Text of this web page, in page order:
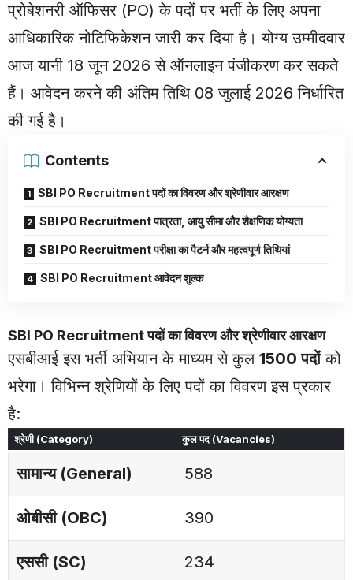
प्रोबेशनरी ऑफिसर (PO) के पदों पर भर्ती के लिए अपना
आधिकारिक नोटिफिकेशन जारी कर दिया है। योग्य उम्मीदवार
आज यानी 18 जून 2026 से ऑनलाइन पंजीकरण कर सकते
हैं। आवेदन करने की अंतिम तिथि 08 जुलाई 2026 निर्धारित
की गई है।
Contents
SBI PO Recruitment पदों का विवरण और श्रेणीवार आरक्षण
SBI PO Recruitment पात्रता, आयु सीमा और शैक्षणिक योग्यता
SBI PO Recruitment परीक्षा का पैटर्न और महत्वपूर्ण तिथियां
SBI PO Recruitment आवेदन शुल्क
SBI PO Recruitmentपदों का विवरण और श्रेणीवार आरक्षण
एसबीआई इस भर्ती अभियान के माध्यम से कुल 1500 पदोंको
भरेगा। विभिन्न श्रेणियों के लिए पदों का विवरण इस प्रकार
है:
श्रेणी (Category) कुल पद (Vacancies)
सामान्य (General) 588
ओबीसी (OBC) 390
एससी (SC) 234